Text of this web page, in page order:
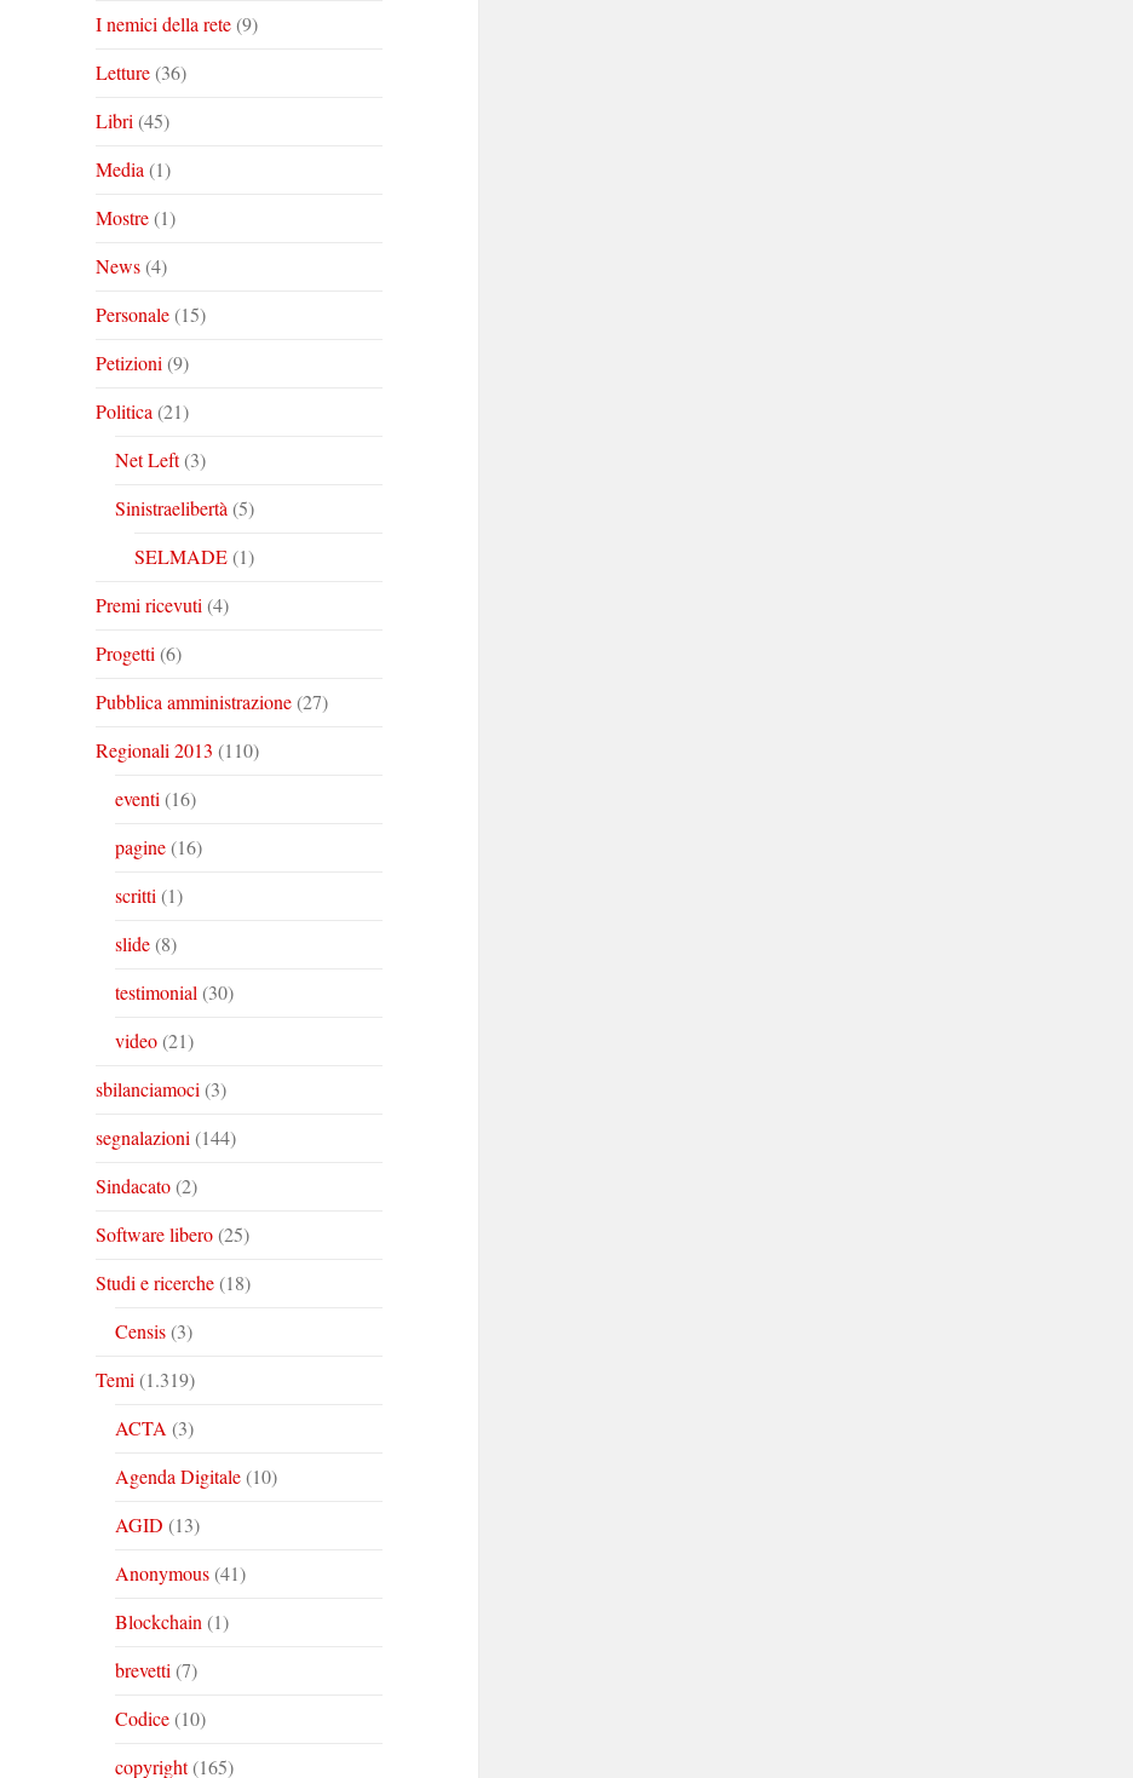
I nemici della rete(9)
Letture(36)
Libri (45)
Media (1)
Mostre(1)
News(4)
Personale(15)
Petizioni (9)
Politica (21)
Net Left(3)
Sinistraelibertà (5)
SELMADE(1)
Premi ricevuti (4)
Progetti (6)
Pubblica amministrazione(27)
Regionali 2013 (110)
eventi (16)
pagine(16)
scritti (1)
slide(8)
testimonial (30)
video(21)
sbilanciamoci (3)
segnalazioni (144)
Sindacato(2)
Software libero(25)
Studi e ricerche(18)
Censis(3)
Temi (1.319)
ACTA (3)
Agenda Digitale(10)
AGID (13)
Anonymous(41)
Blockchain (1)
brevetti (7)
Codice(10)
copyright(165)